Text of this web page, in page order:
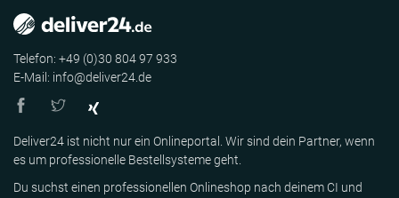
Telefon: +49 (0)30 804 97 933
E-Mail: info@deliver24.de
Deliver24 ist nicht nur ein Onlineportal. Wir sind dein Partner, wenn
es um professionelle Bestellsysteme geht.
Du suchst einen professionellen Onlineshop nach deinem CI und